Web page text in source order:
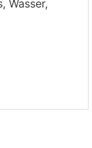
Wasser,